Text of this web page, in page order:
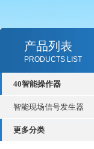
产品列表
PRODUCTS LIST
40智能操作器
智能现场信号发生器
更多分类